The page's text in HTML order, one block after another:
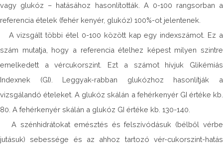
vagy glukóz – hatásához hasonlították. A 0-100 rangsorban a
referencia ételek (fehér kenyér, glukóz) 100%-ot jelentenek.
A vizsgált többi étel 0-100 között kap egy indexszámot. Ez a
szám mutatja, hogy a referencia ételhez képest milyen szintre
emelkedett a vércukorszint. Ezt a számot hívjuk Glikémiás
Indexnek (GI). Leggyak-rabban glukózhoz hasonlítják a
vizsgálandó ételeket. A glukóz skálán a fehérkenyér GI értéke kb.
80. A fehérkenyér skálán a glukóz GI értéke kb. 130-140.
A szénhidrátokat emésztés és felszívódásuk (bélből vérbe
jutásuk) sebessége és az ahhoz tartozó vér-cukorszint-hatás